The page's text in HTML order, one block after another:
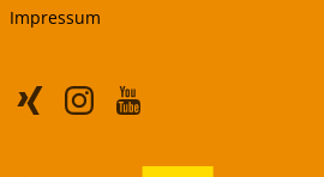
Impressum